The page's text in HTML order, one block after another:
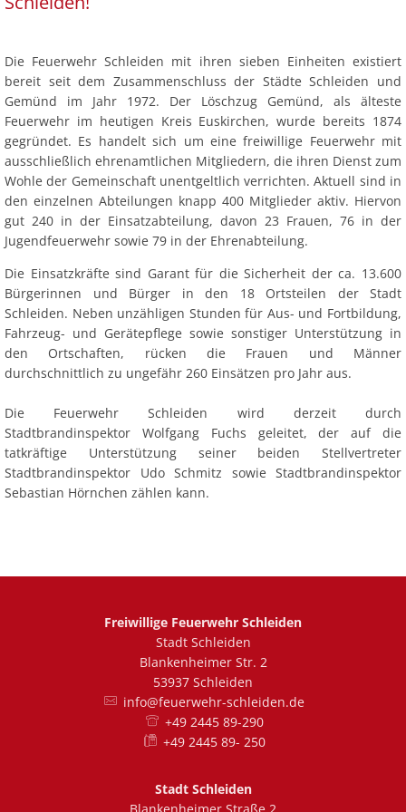
Umbau eines
Milchwagens zum
Tankwagen für die
Feuerwehr
VdF Leistungsnachweis
absolviert
Kreisjugendfeuerwehrwart
Die Feuerwehr Schleiden mit ihren sieben Einheiten existiert
bereit seit dem Zusammenschluss der Städte Schleiden und
Gemünd im Jahr 1972. Der Löschzug Gemünd, als älteste
Feuerwehr im heutigen Kreis Euskirchen, wurde bereits 1874
gegründet. Es handelt sich um eine freiwillige Feuerwehr mit
ausschließlich ehrenamtlichen Mitgliedern, die ihren Dienst zum
Wohle der Gemeinschaft unentgeltlich verrichten. Aktuell sind in
den einzelnen Abteilungen knapp 400 Mitglieder aktiv. Hiervon
gut 240 in der Einsatzabteilung, davon 23 Frauen, 76 in der
Jugendfeuerwehr sowie 79 in der Ehrenabteilung.
Die Einsatzkräfte sind Garant für die Sicherheit der ca. 13.600
Bürgerinnen und Bürger in den 18 Ortsteilen der Stadt
Schleiden. Neben unzähligen Stunden für Aus- und Fortbildung,
Fahrzeug- und Gerätepflege sowie sonstiger Unterstützung in
den Ortschaften, rücken die Frauen und Männer
durchschnittlich zu ungefähr 260 Einsätzen pro Jahr aus.
Die Feuerwehr Schleiden wird derzeit durch
Stadtbrandinspektor Wolfgang Fuchs geleitet, der auf die
tatkräftige Unterstützung seiner beiden Stellvertreter
Stadtbrandinspektor Udo Schmitz sowie Stadtbrandinspektor
Sebastian Hörnchen zählen kann.
Freiwillige Feuerwehr Schleiden
Stadt Schleiden
Blankenheimer Str. 2
53937 Schleiden
info@feuerwehr-schleiden.de
+49 2445 89-290
+49 2445 89- 250
Stadt Schleiden